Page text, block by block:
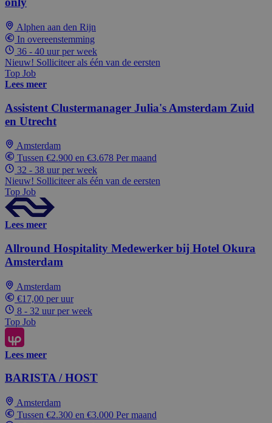
Alphen aan den Rijn
In overeenstemming
36 - 40 uur per week
Nieuw! Solliciteer als één van de eersten
Top Job
Lees meer
Assistent Clustermanager Julia's Amsterdam Zuid
en Utrecht
Amsterdam
Tussen €2.900 en €3.678 Per maand
32 - 38 uur per week
Nieuw! Solliciteer als één van de eersten
Top Job
Lees meer
Allround Hospitality Medewerker bij Hotel Okura
Amsterdam
Amsterdam
€17,00 per uur
8 - 32 uur per week
Top Job
Lees meer
BARISTA / HOST
Amsterdam
Tussen €2.300 en €3.000 Per maand